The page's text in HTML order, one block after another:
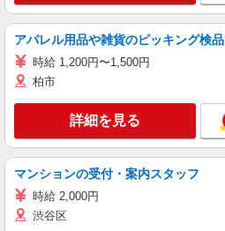
アパレル用品や雑貨のピッキング検品
時給 1,200円〜1,500円
柏市
詳細を見る
マンションの受付・案内スタッフ
時給 2,000円
渋谷区